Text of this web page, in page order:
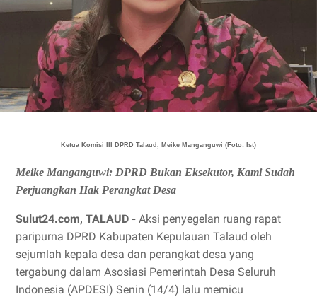
Ketua Komisi III DPRD Talaud, Meike Manganguwi (Foto: Ist)
Meike Manganguwi: DPRD Bukan Eksekutor, Kami Sudah
Perjuangkan Hak Perangkat Desa
Sulut24.com, TALAUD - Aksi penyegelan ruang rapat
paripurna DPRD Kabupaten Kepulauan Talaud oleh
sejumlah kepala desa dan perangkat desa yang
tergabung dalam Asosiasi Pemerintah Desa Seluruh
Indonesia (APDESI) Senin (14/4) lalu memicu